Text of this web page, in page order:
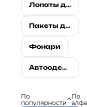
Лопаты для авто
Пакеты для шин
Фонари
Автоодеяло
По
популярности
По